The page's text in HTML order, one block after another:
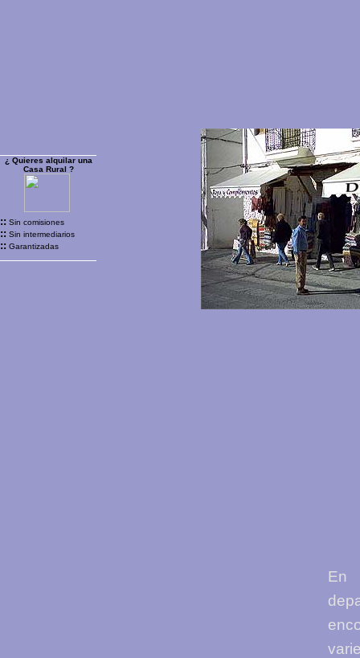
¿ Quieres alquilar una
Casa Rural ?
:: Sin comisiones
:: Sin intermediarios
:: Garantizadas